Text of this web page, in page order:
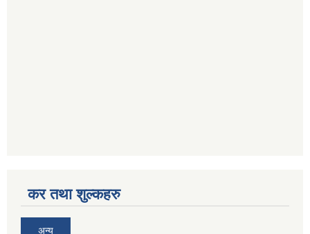
कर तथा शुल्कहरु
अन्य